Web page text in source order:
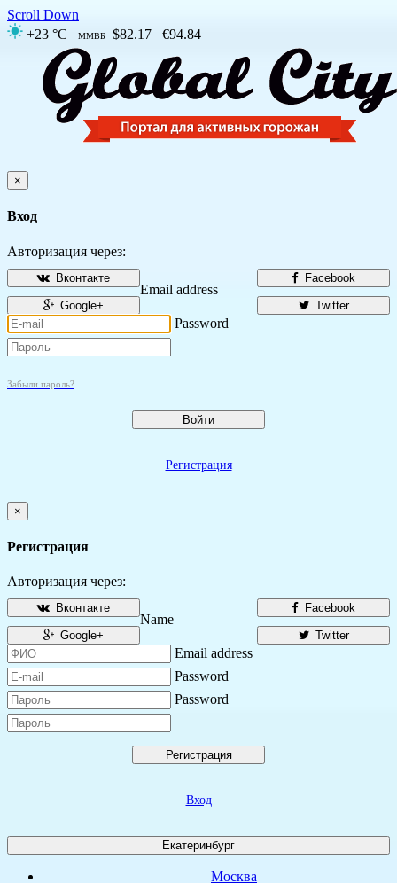
Scroll Down
+23 °C
ММВБ $82.17 €94.84
×
Вход
Авторизация через:
Facebook
Вконтакте
Twitter
Google+
Email address
Password
Забыли пароль?
Войти
Регистрация
×
Регистрация
Авторизация через:
Facebook
Вконтакте
Twitter
Google+
Name
Email address
Password
Password
Регистрация
Вход
Екатеринбург
Москва